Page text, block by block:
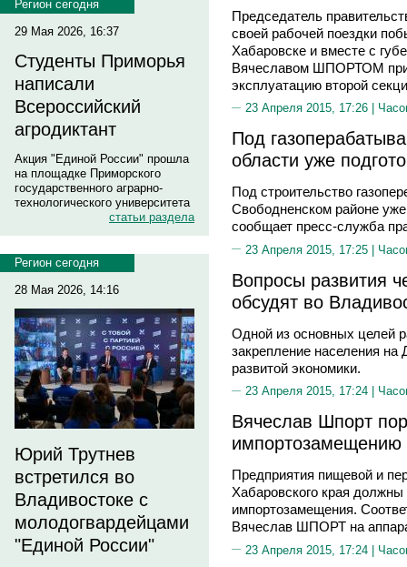
Регион сегодня
29 Мая 2026, 16:37
Студенты Приморья
написали
Всероссийский
агродиктант
Акция "Единой России" прошла
на площадке Приморского
государственного аграрно-
технологического университета
статьи раздела
Регион сегодня
28 Мая 2026, 14:16
Юрий Трутнев
встретился во
Владивостоке с
молодогвардейцами
"Единой России"
Председатель
своей рабочей поездки
Хабаровске и вместе с
Вячеславом ШПОРТОМ
эксплуатацию второй
23 Апреля 2015, 17:26 |
Под
области уже
Под строительство
Свободненском районе
сообщает пресс-служба
23 Апреля 2015, 17:25 |
Вопросы развития
обсудят во
Одной из основных целей
закрепление населения
развитой экономики.
23 Апреля 2015, 17:24 |
Вячеслав Шпорт
импортозамещению
Предприятия пищевой и
Хабаровского края
импортозамещения.
Вячеслав ШПОРТ на
23 Апреля 2015, 17:24 |